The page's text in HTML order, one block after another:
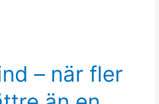
– när fler